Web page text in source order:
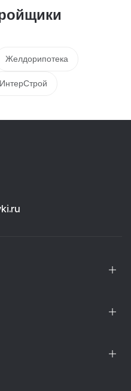
Желдорипотека
ИнтерСтрой